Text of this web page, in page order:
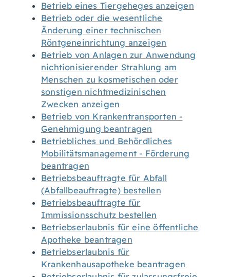
Betrieb eines Tiergeheges anzeigen
Betrieb oder die wesentliche
Änderung einer technischen
Röntgeneinrichtung anzeigen
Betrieb von Anlagen zur Anwendung
nichtionisierender Strahlung am
Menschen zu kosmetischen oder
sonstigen nichtmedizinischen
Zwecken anzeigen
Betrieb von Krankentransporten -
Genehmigung beantragen
Betriebliches und Behördliches
Mobilitätsmanagement - Förderung
beantragen
Betriebsbeauftragte für Abfall
(Abfallbeauftragte) bestellen
Betriebsbeauftragte für
Immissionsschutz bestellen
Betriebserlaubnis für eine öffentliche
Apotheke beantragen
Betriebserlaubnis für
Krankenhausapotheke beantragen